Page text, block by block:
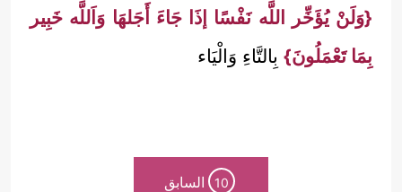
{وَلَنْ يُؤَخِّر اللَّه نَفْسًا إذَا جَاءَ أَجَلهَا وَاَللَّه خَبِير
بِمَا تَعْمَلُونَ} بِالتَّاءِ وَالْيَاء
10 السابق